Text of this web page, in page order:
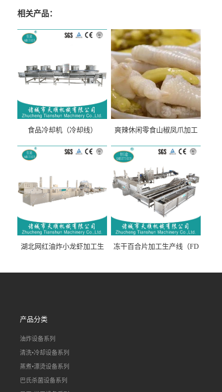
相关产品：
食品冷却机（冷却线）
爽辣休闲零食山椒凤爪加工
流水线）
湖北网红油炸小龙虾加工生
线）
冻干百合片加工生产线（FD
线）
产品分类
油炸设备系列
清洗•冷却设备系列
蒸煮•漂烫设备系列
巴氏杀菌设备系列